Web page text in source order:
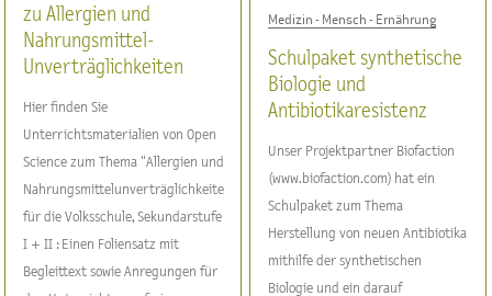
zu Allergien und
Nahrungsmittel-
Unverträglichkeiten
Hier finden Sie
Unterrichtsmaterialien von Open
Science zum Thema "Allergien und
Nahrungsmittelunverträglichkeiten"
für die Volksschule, Sekundarstufe
I + II : Einen Foliensatz mit
Begleittext sowie Anregungen für
Medizin - Mensch - Ernährung
Schulpaket synthetische
Biologie und
Antibiotikaresistenz
Unser Projektpartner Biofaction
(www.biofaction.com) hat ein
Schulpaket zum Thema
Herstellung von neuen Antibiotika
mithilfe der synthetischen
Biologie und ein darauf